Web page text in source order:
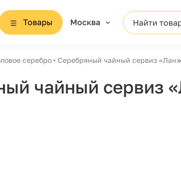
Товары Москва Найти
серебро Серебряный чайный сервиз
чайный сервиз